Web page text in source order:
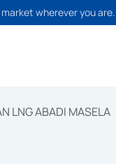
wherever you are.
LNG ABADI MASELA